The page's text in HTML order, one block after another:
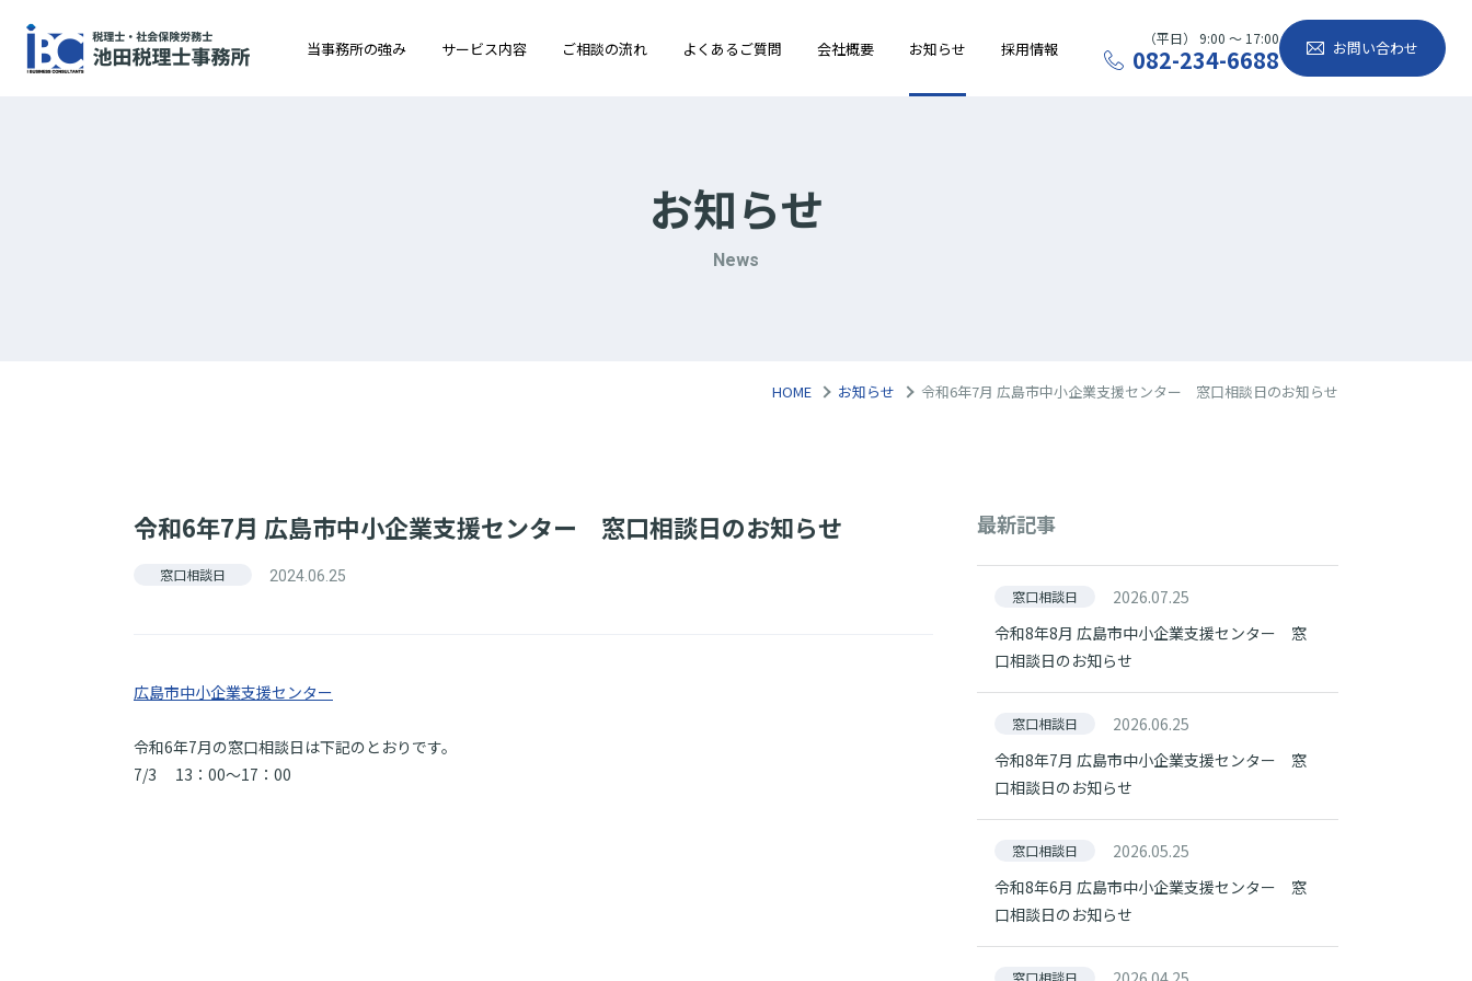
当事務所の強み サービス内容 ご相談の流れ よくあるご質問 会社概要 お知らせ 採用情報
（平日） 9:00 〜 17:00
082-234-6688 お問い合わせ
お知らせ
News
HOME お知らせ 令和6年7月 広島市中小企業支援センター 窓口相談日のお知らせ
令和6年7月 広島市中小企業支援センター 窓口相談日のお知らせ
窓口相談日 2024.06.25
最新記事
窓口相談日
2026.07.25
令和8年8月 広島市中小企業支援センター 窓
口相談日のお知らせ
窓口相談日
2026.06.25
令和8年7月 広島市中小企業支援センター 窓
口相談日のお知らせ
窓口相談日
2026.05.25
令和8年6月 広島市中小企業支援センター 窓
口相談日のお知らせ
窓口相談日
広島市中小企業支援センター
令和6年7月の窓口相談日は下記のとおりです。
7/3 13：00～17：00